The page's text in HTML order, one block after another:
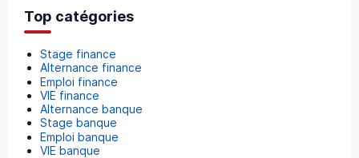
Top catégories
Stage finance
Alternance finance
Emploi finance
VIE finance
Alternance banque
Stage banque
Emploi banque
VIE banque